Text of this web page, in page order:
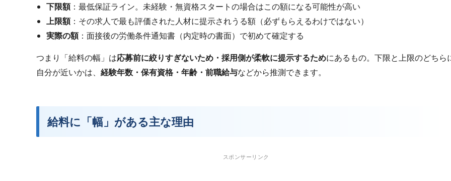
下限額：最低保証ライン。未経験・無資格スタートの場合はこの額になる可能性が高い
上限額：その求人で最も評価された人材に提示されうる額（必ずもらえるわけではない）
実際の額：面接後の労働条件通知書（内定時の書面）で初めて確定する
つまり「給料の幅」は応募前に絞りすぎないため・採用側が柔軟に提示するためにあるもの。下限と上限のどちら
自分が近いかは、 経験年数・保有資格・年齢・前職給与などから推測できます。
給料に「幅」がある主な理由